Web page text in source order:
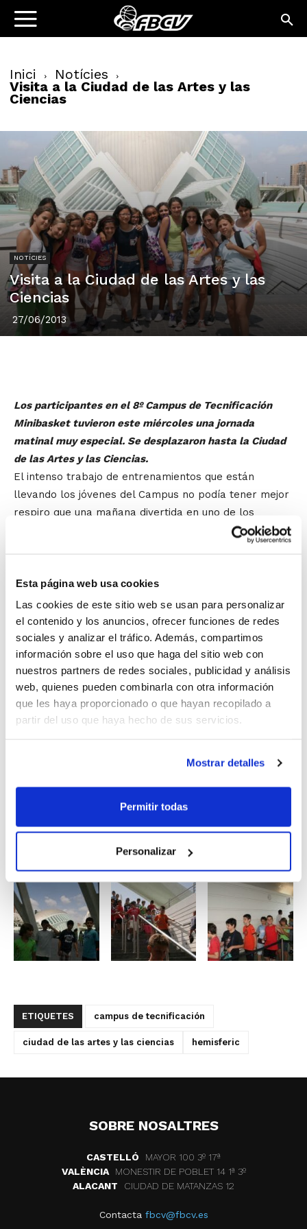
Esta página web usa cookies
Las cookies de este sitio web se usan para personalizar
el contenido y los anuncios, ofrecer funciones de redes
sociales y analizar el tráfico. Además, compartimos
información sobre el uso que haga del sitio web con
nuestros partners de redes sociales, publicidad y análisis
web, quienes pueden combinarla con otra información
que les haya proporcionado o que hayan recopilado a
partir del uso que haya hecho de sus servicios.
Mostrar detalles
Permitir todas
Personalizar
Inici Notícies
Visita a la Ciudad de las Artes y las
Ciencias
NOTÍCIES
Visita a la Ciudad de las Artes y las
Ciencias
27/06/2013
Los participantes en el 8º Campus de Tecnificación
Minibasket tuvieron este miércoles una jornada
matinal muy especial. Se desplazaron hasta la Ciudad
de las Artes y las Ciencias.
El intenso trabajo de entrenamientos que están
llevando los jóvenes del Campus no podía tener mejor
respiro que una mañana divertida en uno de los
grandes atractivos culturales de la Comunidad
Valenciana, donde pudieron apreciar las novedades
de l´Hemisféric.
Por la tarde, los jugadores/as volvieron a retomar los
entrenamientos, bajo la dirección de grandes técnicos
y profesionales del baloncesto.
Todavía estás a tiempo de inscribirte en el Campus
Infantil o en el Cadete Junior. Éstas son las fechas:
Campus de Tecnificación Infantil –Del 29 de junio al 5
de julio en el Colegio Mayor Ausiàs March de Valencia.
de julio en el Colegio Mayor Ausiàs March de Valencia.
ETIQUETES campus de tecnificación
ciudad de las artes y las ciencias hemisferic
SOBRE NOSALTRES
CASTELLÓ
MAYOR 100 3º 17ª
VALÈNCIA
MONESTIR DE POBLET 14 1ª 3º
ALACANT
CIUDAD DE MATANZAS 12
Contacta fbcv@fbcv.es